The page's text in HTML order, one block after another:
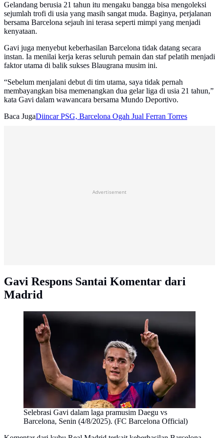
Gelandang berusia 21 tahun itu mengaku bangga bisa mengoleksi
sejumlah trofi di usia yang masih sangat muda. Baginya, perjalanan
bersama Barcelona sejauh ini terasa seperti mimpi yang menjadi
kenyataan.
Gavi juga menyebut keberhasilan Barcelona tidak datang secara
instan. Ia menilai kerja keras seluruh pemain dan staf pelatih menjadi
faktor utama di balik sukses Blaugrana musim ini.
“Sebelum menjalani debut di tim utama, saya tidak pernah
membayangkan bisa memenangkan dua gelar liga di usia 21 tahun,”
kata Gavi dalam wawancara bersama Mundo Deportivo.
Baca JugaDiincar PSG, Barcelona Ogah Jual Ferran Torres
Advertisement
Gavi Respons Santai Komentar dari
Madrid
Selebrasi Gavi dalam laga pramusim Daegu vs
Barcelona, Senin (4/8/2025). (FC Barcelona Official)